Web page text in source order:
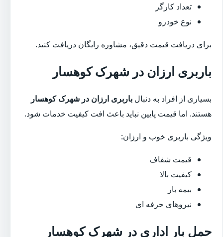
تعداد کارگر
نوع خودرو
برای دریافت قیمت دقیق، مشاوره رایگان دریافت کنید.
باربری ارزان در شهرک کوهسار
بسیاری از افراد به دنبال باربری ارزان در شهرک کوهسار
هستند. اما قیمت پایین نباید باعث افت کیفیت خدمات شود.
ویژگی باربری خوب و ارزان:
قیمت شفاف
کیفیت بالا
بیمه بار
نیروهای حرفه ای
حمل بار اداری در شهرک کوهسار